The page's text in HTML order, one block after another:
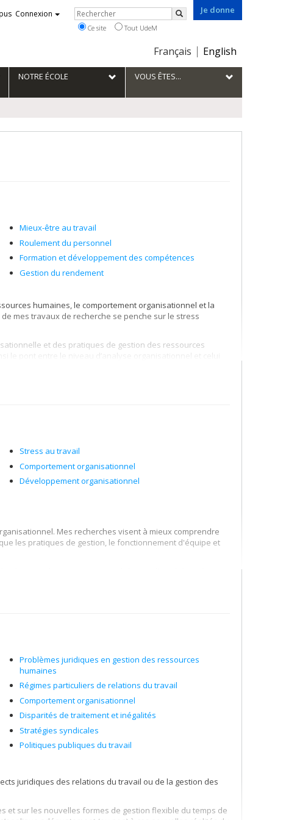
Je donne
Choix
la
langue
Français English
Connexion Rechercher
Rechercher
Ce site Tout UdeM
NOTRE ÉCOLE VOUS ÊTES...
Mieux-être au travail
Roulement du personnel
Formation et développement des compétences
Gestion du rendement
humaines, le comportement organisationnel et la
mes travaux de recherche se penche sur le stress
et des pratiques de gestion des ressources
pont entre le niveau d’analyse organisationnel et celui
Stress au travail
Comportement organisationnel
Développement organisationnel
Mes recherches visent à mieux comprendre
les pratiques de gestion, le fonctionnement d'équipe et
en milieu organisationnel. Il s’agit d’un phénomène
des équipes et des organisations. Dans mes travaux de
à savoir le leadership exercé par les dirigeants et les
Problèmes juridiques en gestion des ressources
humaines
Régimes particuliers de relations du travail
Comportement organisationnel
Disparités de traitement et inégalités
Stratégies syndicales
Politiques publiques du travail
juridiques des relations du travail ou de la gestion des
et sur les nouvelles formes de gestion flexible du temps de